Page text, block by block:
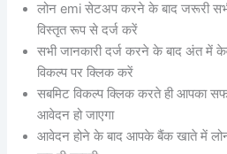
लोन emi सेटअप करने के बाद जरूरी
विस्तृत रूप से दर्ज करें
सभी जानकारी दर्ज करने के बाद अंत में
विकल्प पर क्लिक करें
सबमिट विकल्प क्लिक करते ही आपका
आवेदन हो जाएगा
आवेदन होने के बाद आपके बैंक खाते में